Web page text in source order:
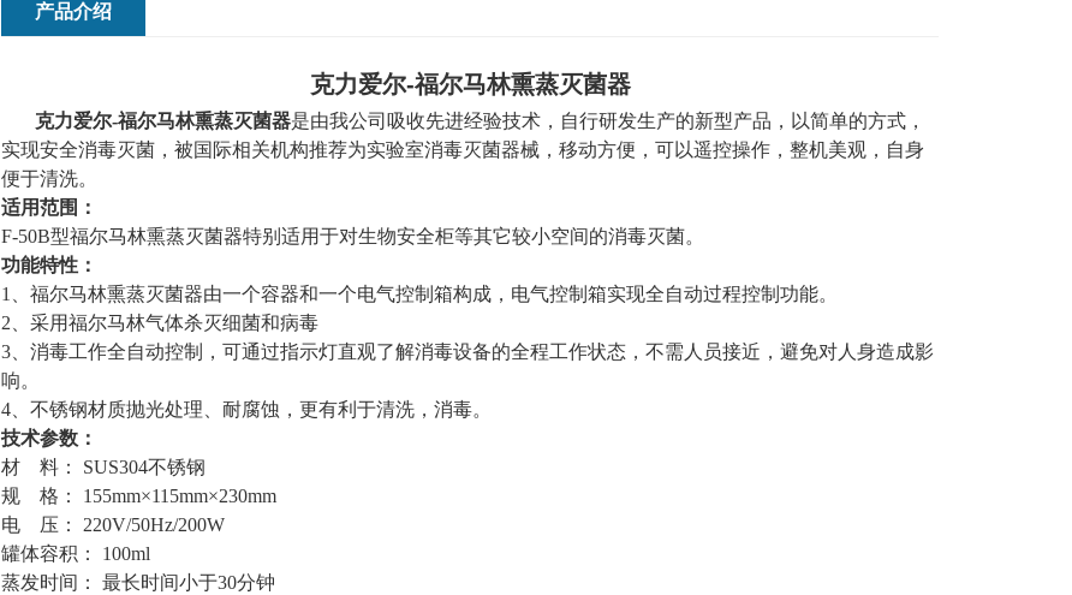
产品介绍
克力爱尔-福尔马林熏蒸灭菌器
克力爱尔-福尔马林熏蒸灭菌器是由我公司吸收先进经验技术，自行研发生产的新型产品，以简单的方式，
实现安全消毒灭菌，被国际相关机构推荐为实验室消毒灭菌器械，移动方便，可以遥控操作，整机美观，自身
便于清洗。
适用范围：
F-50B型福尔马林熏蒸灭菌器特别适用于对生物安全柜等其它较小空间的消毒灭菌。
功能特性：
1、福尔马林熏蒸灭菌器由一个容器和一个电气控制箱构成，电气控制箱实现全自动过程控制功能。
2、采用福尔马林气体杀灭细菌和病毒
3、消毒工作全自动控制，可通过指示灯直观了解消毒设备的全程工作状态，不需人员接近，避免对人身造成影
响。
4、不锈钢材质抛光处理、耐腐蚀，更有利于清洗，消毒。
技术参数：
材
料：
SUS304不锈钢
规
格：
155mm×115mm×230mm
电
压：
220V/50Hz/200W
罐体容积：
100ml
蒸发时间：
最长时间小于30分钟